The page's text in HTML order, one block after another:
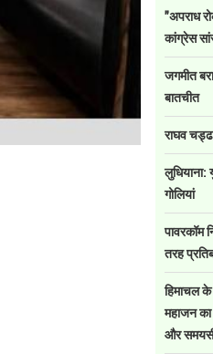
"अपराध
कांग्रेस
जगमीत
बातचीत
राघव
लुधियाना:
गोलियां
पावरकॉम
तरह
हिमाचल के
महाजन का
और